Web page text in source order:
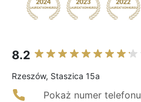
8.2
Rzeszów, Staszica 15a
Pokaż numer telefonu